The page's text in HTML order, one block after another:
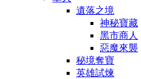
遺落之境
神秘寶藏
黑市商人
惡魔來襲
秘境奪寶
英雄試煉